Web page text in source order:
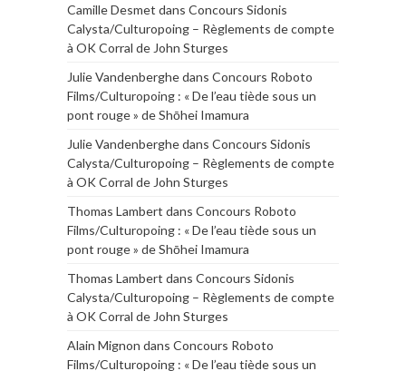
Camille Desmet dans Concours Sidonis
Calysta/Culturopoing – Règlements de compte
à OK Corral de John Sturges
Julie Vandenberghedans Concours Roboto
Films/Culturopoing : « De l’eau tiède sous un
pont rouge » de Shōhei Imamura
Julie Vandenberghedans Concours Sidonis
Calysta/Culturopoing – Règlements de compte
à OK Corral de John Sturges
Thomas Lambert dans Concours Roboto
Films/Culturopoing : « De l’eau tiède sous un
pont rouge » de Shōhei Imamura
Thomas Lambert dans Concours Sidonis
Calysta/Culturopoing – Règlements de compte
à OK Corral de John Sturges
Alain Mignon dans Concours Roboto
Films/Culturopoing : « De l’eau tiède sous un